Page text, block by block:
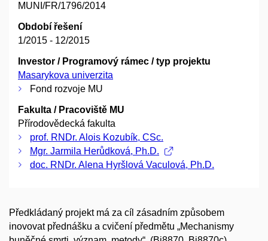
MUNI/FR/1796/2014
Období řešení
1/2015 - 12/2015
Investor / Programový rámec / typ projektu
Masarykova univerzita
Fond rozvoje MU
Fakulta / Pracoviště MU
Přírodovědecká fakulta
prof. RNDr. Alois Kozubík, CSc.
Mgr. Jarmila Herůdková, Ph.D.
doc. RNDr. Alena Hyršlová Vaculová, Ph.D.
Předkládaný projekt má za cíl zásadním způsobem
inovovat přednášku a cvičení předmětu „Mechanismy